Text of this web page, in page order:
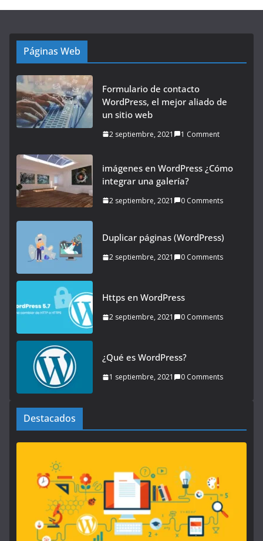
Páginas Web
Formulario de contacto
WordPress, el mejor aliado de
un sitio web
2 septiembre, 2021 1 Comment
imágenes en WordPress ¿Cómo
integrar una galería?
2 septiembre, 2021 0 Comments
Duplicar páginas (WordPress)
2 septiembre, 2021 0 Comments
Https en WordPress
2 septiembre, 2021 0 Comments
¿Qué es WordPress?
1 septiembre, 2021 0 Comments
Destacados